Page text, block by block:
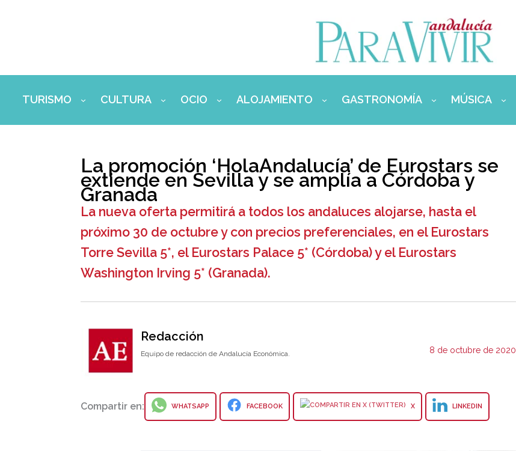
TURISMO CULTURA OCIO ALOJAMIENTO GASTRONOMÍA MÚSICA
La promoción ‘HolaAndalucía’ de Eurostars se
extiende en Sevilla y se amplía a Córdoba y
Granada
La nueva oferta permitirá a todos los andaluces alojarse, hasta el
próximo 30 de octubre y con precios preferenciales, en el Eurostars
Torre Sevilla 5*, el Eurostars Palace 5* (Córdoba) y el Eurostars
Washington Irving 5* (Granada).
Redacción
Equipo de redacción de Andalucía Económica. 8 de octubre de 2020
Compartir en: WHATSAPP FACEBOOK X LINKEDIN